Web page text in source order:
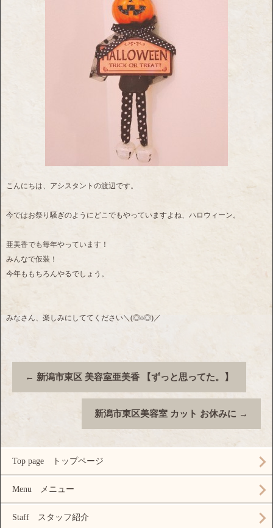
こんにちは、アシスタントの渡辺です。
今ではお祭り騒ぎのようにどこでもやっていますよね、ハロウィーン。
亜美香でも毎年やっています！
みんなで仮装！
今年ももちろんやるでしょう。
みなさん、楽しみにしててください＼(◎o◎)／
← 新潟市東区 美容室亜美香 【ずっと思ってた。】
新潟市東区美容室 カット お休みに →
Top page トップページ
Menu メニュー
Staff スタッフ紹介